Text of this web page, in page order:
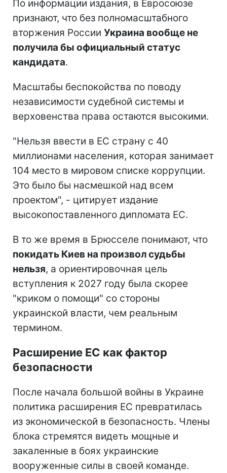
По информации издания, в Евросоюзе
признают, что без полномасштабного
вторжения России Украина вообще не
получила бы официальный статус
кандидата.
Масштабы беспокойства по поводу
независимости судебной системы и
верховенства права остаются высокими.
"Нельзя ввести в ЕС страну с 40
миллионами населения, которая занимает
104 место в мировом списке коррупции.
Это было бы насмешкой над всем
проектом", - цитирует издание
высокопоставленного дипломата ЕС.
В то же время в Брюсселе понимают, что
покидать Киев на произвол судьбы
нельзя, а ориентировочная цель
вступления к 2027 году была скорее
"криком о помощи" со стороны
украинской власти, чем реальным
термином.
Расширение ЕС как фактор
безопасности
После начала большой войны в Украине
политика расширения ЕС превратилась
из экономической в безопасность. Члены
блока стремятся видеть мощные и
закаленные в боях украинские
вооруженные силы в своей команде.